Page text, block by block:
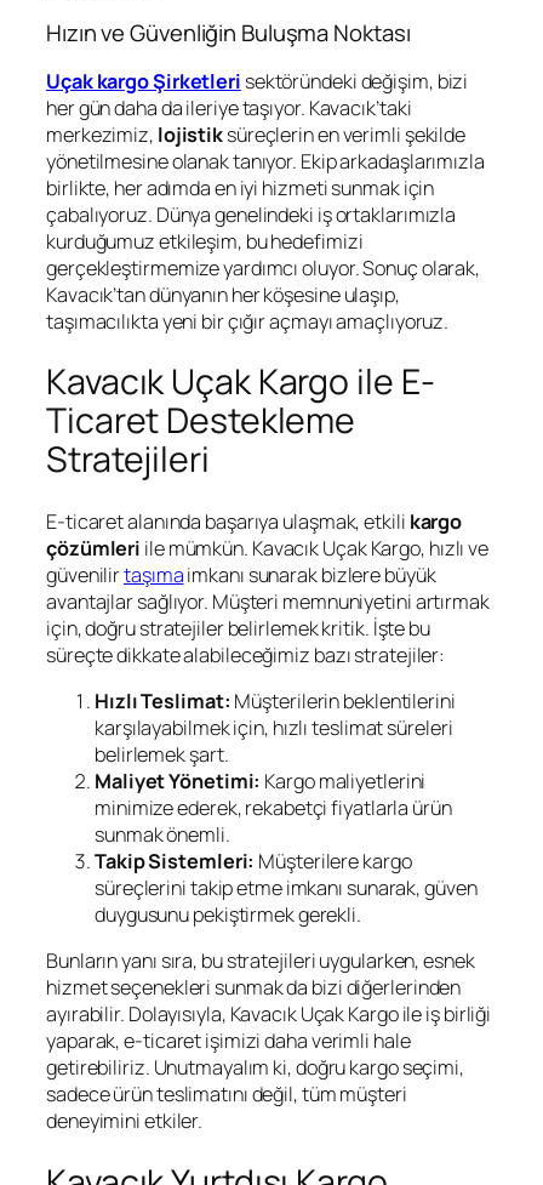
Hızın ve Güvenliğin Buluşma Noktası
Uçak kargo Şirketleri sektöründeki değişim, bizi
her gün daha da ileriye taşıyor. Kavacık’taki
merkezimiz, lojistiksüreçlerin en verimli şekilde
yönetilmesine olanak tanıyor. Ekip arkadaşlarımızla
birlikte, her adımda en iyi hizmeti sunmak için
çabalıyoruz. Dünya genelindeki iş ortaklarımızla
kurduğumuz etkileşim, bu hedefimizi
gerçekleştirmemize yardımcı oluyor. Sonuç olarak,
Kavacık’tan dünyanın her köşesine ulaşıp,
taşımacılıkta yeni bir çığır açmayı amaçlıyoruz.
Kavacık Uçak Kargo ile E-
Ticaret Destekleme
Stratejileri
E-ticaret alanında başarıya ulaşmak, etkili kargo
çözümleri ile mümkün. Kavacık Uçak Kargo, hızlı ve
güvenilirtaşımaimkanı sunarak bizlere büyük
avantajlar sağlıyor. Müşteri memnuniyetini artırmak
için, doğru stratejiler belirlemek kritik. İşte bu
süreçte dikkate alabileceğimiz bazı stratejiler:
Hızlı Teslimat: Müşterilerin beklentilerini
karşılayabilmek için, hızlı teslimat süreleri
belirlemek şart.
Maliyet Yönetimi: Kargo maliyetlerini
minimize ederek, rekabetçi fiyatlarla ürün
sunmak önemli.
Takip Sistemleri: Müşterilere kargo
süreçlerini takip etme imkanı sunarak, güven
duygusunu pekiştirmek gerekli.
Bunların yanı sıra, bu stratejileri uygularken, esnek
hizmet seçenekleri sunmak da bizi diğerlerinden
ayırabilir. Dolayısıyla, Kavacık Uçak Kargo ile iş birliği
yaparak, e-ticaret işimizi daha verimli hale
getirebiliriz. Unutmayalım ki, doğru kargo seçimi,
sadece ürün teslimatını değil, tüm müşteri
deneyimini etkiler.